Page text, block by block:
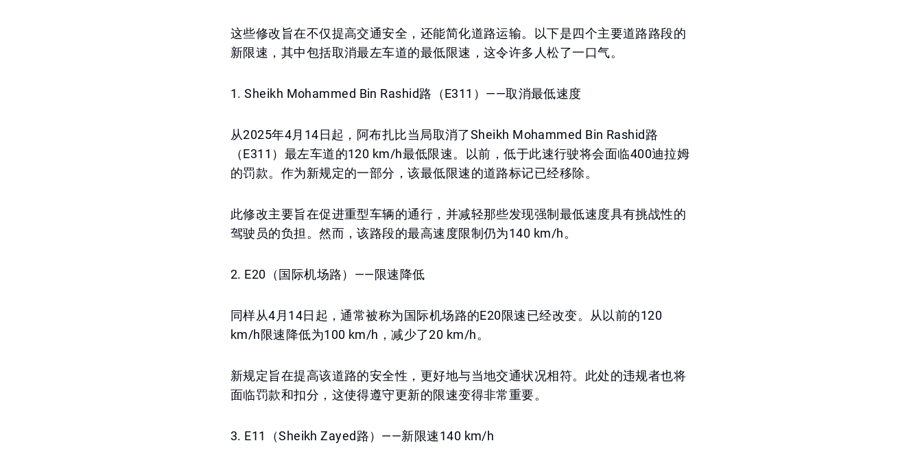
这些修改旨在不仅提高交通安全，还能简化道路运输。以下是四个主要道路路段的
新限速，其中包括取消最左车道的最低限速，这令许多人松了一口气。
1. Sheikh Mohammed Bin Rashid路（E311）——取消最低速度
从2025年4月14日起，阿布扎比当局取消了Sheikh Mohammed Bin Rashid路
（E311）最左车道的120 km/h最低限速。以前，低于此速行驶将会面临400迪拉姆
的罚款。作为新规定的一部分，该最低限速的道路标记已经移除。
此修改主要旨在促进重型车辆的通行，并减轻那些发现强制最低速度具有挑战性的
驾驶员的负担。然而，该路段的最高速度限制仍为140 km/h。
2. E20（国际机场路）——限速降低
同样从4月14日起，通常被称为国际机场路的E20限速已经改变。从以前的120
km/h限速降低为100 km/h，减少了20 km/h。
新规定旨在提高该道路的安全性，更好地与当地交通状况相符。此处的违规者也将
面临罚款和扣分，这使得遵守更新的限速变得非常重要。
3. E11（Sheikh Zayed路）——新限速140 km/h